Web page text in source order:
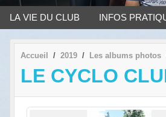
LA VIE DU CLUB INFOS
Accueil 2019 Les albums photos
LE CYCLO